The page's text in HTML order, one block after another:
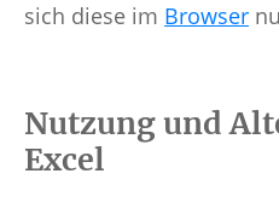
sich diese im Browser
Nutzung und
Excel